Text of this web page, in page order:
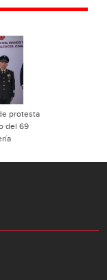
protesta
del 69